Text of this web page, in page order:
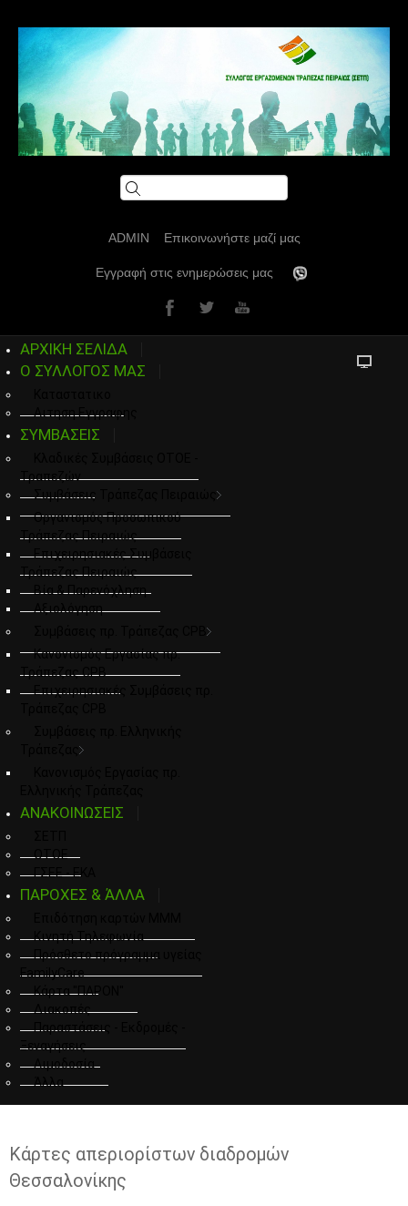
ADMIN Επικοινωνήστε μαζί μας
Εγγραφή στις ενημερώσεις μας
ΑΡΧΙΚΗ ΣΕΛΙΔΑ
Ο ΣΥΛΛΟΓΟΣ ΜΑΣ
Αιτηση Εγγραφης
ΣΥΜΒΑΣΕΙΣ
Τραπεζών
Συμβάσεις Τράπεζας Πειραιώς
Οργανισμός Προσωπικού
Τράπεζας Πειραιώς
Επιχειρησιακές Συμβάσεις
Τράπεζας Πειραιώς
Βία & Παρενόχληση
Αξιολόγηση
Συμβάσεις πρ. Τράπεζας CPB
Κανονισμός Εργασίας πρ.
Τράπεζας CPB
Επιχειρησιακές Συμβάσεις πρ.
Τράπεζας
ΑΝΑΚΟΙΝΩΣΕΙΣ
ΟΤΟΕ
ΓΣΕΕ - ΕΚΑ
ΠΑΡΟΧΕΣ & ΆΛΛΑ
Κινητή Τηλεφωνία
Πρόσθετο πρόγραμμα υγείας
FamilyCare
Κάρτα "ΠΑΡΟΝ"
Διακοπές
Παραστάσεις - Εκδρομές -
Ξεναγήσεις
Αιμοδοσία
Άλλα
Κάρτες απεριορίστων διαδρομών
Θεσσαλονίκης